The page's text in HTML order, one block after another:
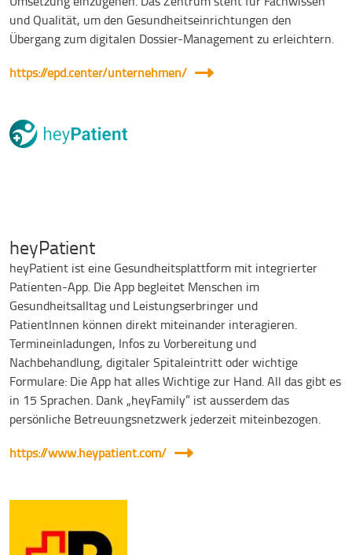
und Qualität, um den Gesundheitseinrichtungen den
Übergang zum digitalen Dossier-Management zu erleichtern.
https://epd.center/unternehmen/
heyPatient
heyPatient ist eine Gesundheitsplattform mit integrierter
Patienten-App. Die App begleitet Menschen im
Gesundheitsalltag und Leistungserbringer und
PatientInnen können direkt miteinander interagieren.
Termineinladungen, Infos zu Vorbereitung und
Nachbehandlung, digitaler Spitaleintritt oder wichtige
Formulare: Die App hat alles Wichtige zur Hand. All das gibt es
in 15 Sprachen. Dank „heyFamily” ist ausserdem das
persönliche Betreuungsnetzwerk jederzeit miteinbezogen.
https://www.heypatient.com/